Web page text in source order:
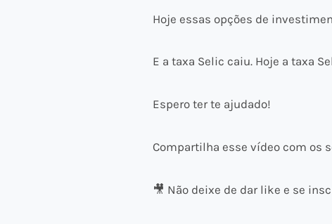
Hoje essas opções de
E a taxa Selic caiu. Hoje a taxa
Espero ter te ajudado!
Compartilha esse vídeo com os
🎥 Não deixe de dar like e se